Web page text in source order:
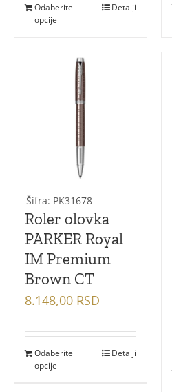
Odaberite
opcije
Detalji
Šifra: PK31678
Roler olovka
PARKER Royal
IM Premium
Brown CT
8.148,00 RSD
Odaberite
opcije
Detalji